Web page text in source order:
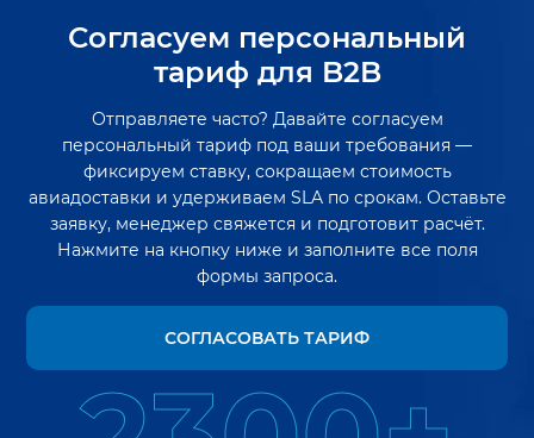
Согласуем персональный
тариф для B2B
Отправляете часто? Давайте согласуем
персональный тариф под ваши требования —
фиксируем ставку, сокращаем стоимость
авиадоставки и удерживаем SLA по срокам. Оставьте
заявку, менеджер свяжется и подготовит расчёт.
Нажмите на кнопку ниже и заполните все поля
формы запроса.
СОГЛАСОВАТЬ ТАРИФ